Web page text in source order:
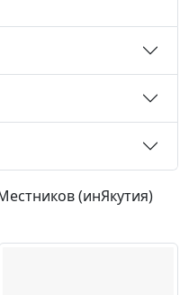
(инЯкутия)